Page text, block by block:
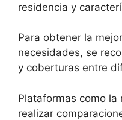
residencia y
Para obtener la
necesidades, se
y coberturas entre
Plataformas como
realizar